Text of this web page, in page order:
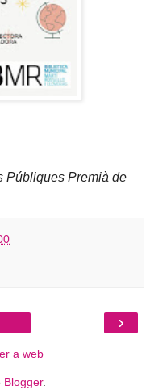
Públiques Premià de
›
a web
Blogger.